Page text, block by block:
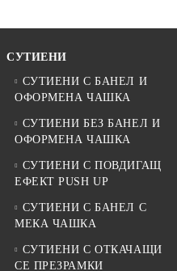
СУТИЕНИ
СУТИЕНИ С БАНЕЛ И
ОФОРМЕНА ЧАШКА
СУТИЕНИ БЕЗ БАНЕЛ И
ОФОРМЕНА ЧАШКА
СУТИЕНИ С ПОВДИГАЩ
ЕФЕКТ PUSH UP
СУТИЕНИ С БАНЕЛ С
МЕКА ЧАШКА
СУТИЕНИ С ОТКАЧАЩИ
СЕ ПРЕЗРАМКИ